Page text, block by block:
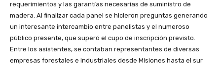
requerimientos y las garantías necesarias de suministro de
madera. Al finalizar cada panel se hicieron preguntas generando
un interesante intercambio entre panelistas y el numeroso
público presente, que superó el cupo de inscripción previsto.
Entre los asistentes, se contaban representantes de diversas
empresas forestales e industriales desde Misiones hasta el sur